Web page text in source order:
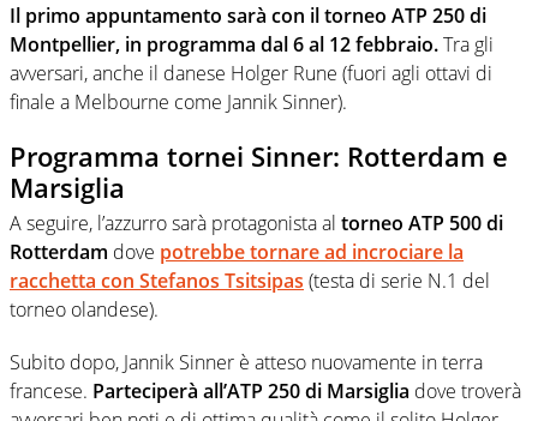
Il primo appuntamento sarà con il torneo ATP 250 di
Montpellier, in programma dal 6 al 12 febbraio.Tra gli
avversari, anche il danese Holger Rune (fuori agli ottavi di
finale a Melbourne come Jannik Sinner).
Programma tornei Sinner: Rotterdam e
Marsiglia
A seguire, l’azzurro sarà protagonista al torneo ATP 500 di
Rotterdam dove potrebbe tornare ad incrociare la
racchetta con Stefanos Tsitsipas (testa di serie N.1 del
torneo olandese).
Subito dopo, Jannik Sinner è atteso nuovamente in terra
francese. Parteciperà all’ATP 250 di Marsiglia dove troverà